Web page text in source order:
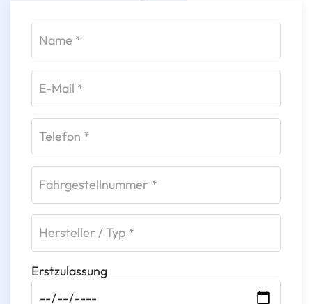
bekannt sind - ausfüllen und absenden. Wir
Erstzulassung